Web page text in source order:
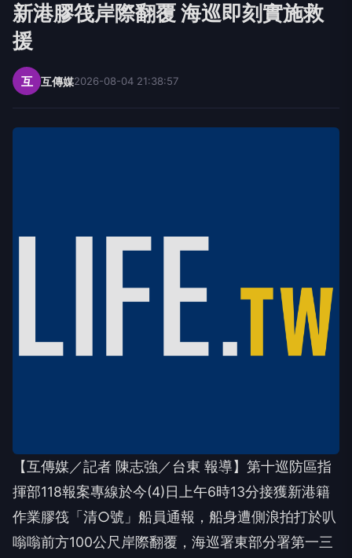
新港膠筏岸際翻覆 海巡即刻實施救
援
互 互傳媒2026-08-04 21:38:57
【互傳媒／記者 陳志強／台東 報導】第十巡防區指
揮部118報案專線於今(4)日上午6時13分接獲新港籍
作業膠筏「清○號」船員通報，船身遭側浪拍打於叭
嗡嗡前方100公尺岸際翻覆，海巡署東部分署第一三